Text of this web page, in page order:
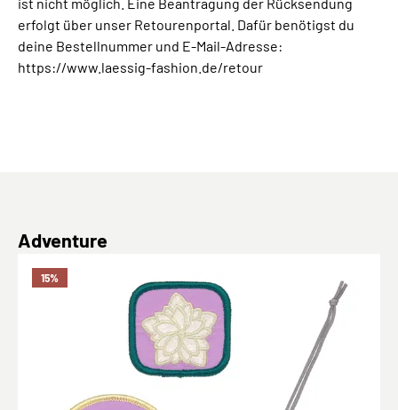
erfolgt über unser Retourenportal. Dafür benötigst du
deine Bestellnummer und E-Mail-Adresse:
https://www.laessig-fashion.de/retour
Produktgalerie überspringen
Adventure
15%